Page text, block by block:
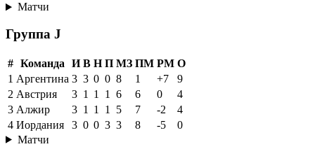
Матчи
Группа J
# Команда И В Н П МЗ ПМ РМ О
1 Аргентина 3 3 0 0 8 1 +7
9
2 Австрия 3 1 1 1 6 6 0
4
3 Алжир 3 1 1 1 5 7 -2
4
4 Иордания 3 0 0 3 3 8 -5
0
Матчи